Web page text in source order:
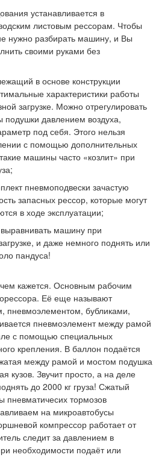
устанавливается в
листовым рессорам. Чтобы
нужно разбирать машину, и Вы
своими руками без
в основе конструкции
характеристики работы
загрузке. Можно отрегулировать
подушки давлением воздуха,
под себя. Этого нельзя
с помощью дополнительных
машины часто «козлит» при
пневмоподвески зачастую
запасных рессор, которые могут
в ходе эксплуатации;
машину при
и даже немного поднять или
пандуса!
кажется. Основным рабочим
Её еще называют
пневмоэлементом, бубликами,
пневмоэлемент между рамой
с помощью специальных
крепления. В баллон подаётся
между рамой и мостом подушка
кузов. Звучит просто, а на деле
до 2000 кг груза! Сжатый
пневматичесих тормозов
на микроавтобусы
компрессор работает от
следит за давлением в
необходимости подаёт или